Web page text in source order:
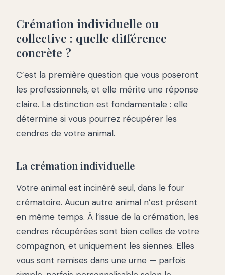
Crémation individuelle ou
collective : quelle différence
concrète ?
C’est la première question que vous poseront
les professionnels, et elle mérite une réponse
claire. La distinction est fondamentale : elle
détermine si vous pourrez récupérer les
cendres de votre animal.
La crémation individuelle
Votre animal est incinéré seul, dans le four
crématoire. Aucun autre animal n’est présent
en même temps. À l’issue de la crémation, les
cendres récupérées sont bien celles de votre
compagnon, et uniquement les siennes. Elles
vous sont remises dans une urne — parfois